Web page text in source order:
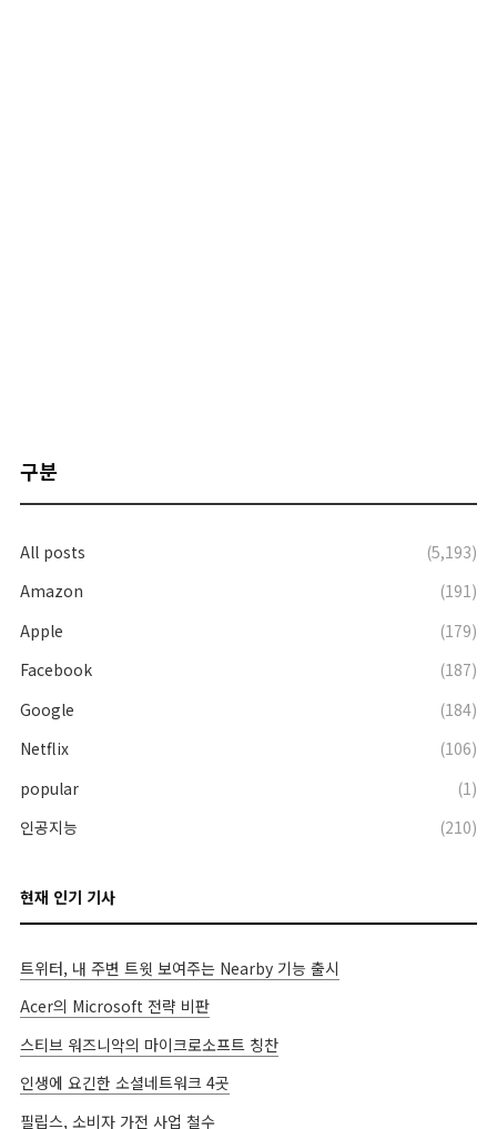
구분
All posts
(5,193)
Amazon
(191)
Apple
(179)
Facebook
(187)
Google
(184)
Netflix
(106)
popular
(1)
인공지능
(210)
현재 인기 기사
트위터, 내 주변 트윗 보여주는 Nearby 기능 출시
Acer의 Microsoft 전략 비판
스티브 워즈니악의 마이크로소프트 칭찬
인생에 요긴한 소셜네트워크 4곳
필립스, 소비자 가전 사업 철수